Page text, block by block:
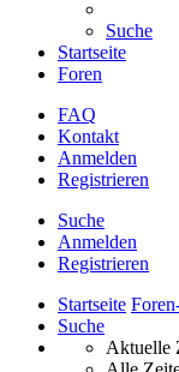
Suche
Startseite
Foren
FAQ
Kontakt
Anmelden
Registrieren
Suche
Anmelden
Registrieren
Startseite
Suche
Aktuelle